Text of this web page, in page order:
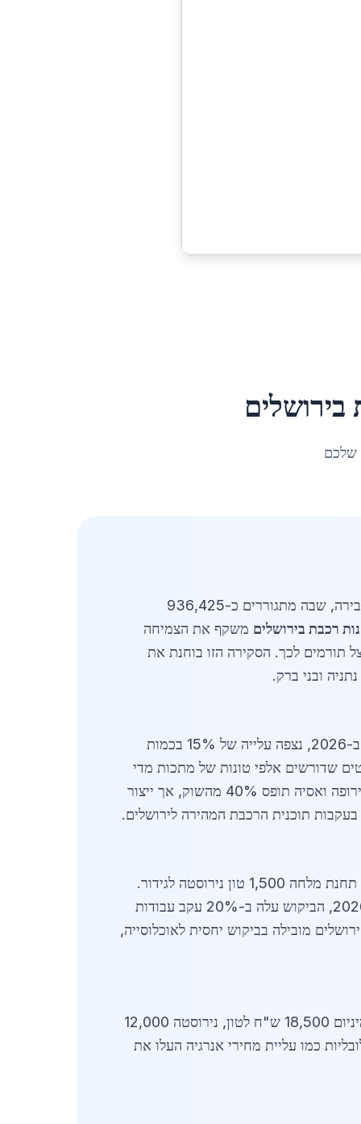
בירושלים
שלכם
מעודכן לאפריל 2026: מתכת לתחנות רכבת בירושלים מהווה מרכיב מרכזי בפיתוח תשתיות התחבורה בעיר הבירה, שבה מתגוררים כ-936,425
רכבת בירושלים משקף את הצמיחה
תורמים לכך. הסקירה הזו בוחנת את
ובני ברק.
צומח במהירות בשל השקעות ממשלתיות של מיליארדי שקלים בתשתיות. ב-2026, נצפה עלייה של 15% בכמות
שדורשים אלפי טונות של מתכות מדי
שנה. הפלדה המבנית, לדוגמה, מהווה 60% מהשימוש, בעוד אלומיניום משמש למבנים קלים. יבוא ממדינות אירופה ואסיה תופס 40% מהשוק, אך ייצור
מונע מפרויקטים ספציפיים: תחנת הר הרצל דורשת 2,000 טון פלדה, תחנת מלחה 1,500 טון נירוסטה לגידור.
סוגי מתכות פופולריים כוללים פרופילי HEA/HEB לפיגומים, צינורות גלקבניים למעקות ופלטות רצפה. בעונת 2026, הביקוש עלה ב-20% עקב עבודות
מובילה בביקוש יחסית לאוכלוסייה,
יציבים אך גבוהים: פלדה מבנית 4,200 ש"ח לטון, אלומיניום 18,500 ש"ח לטון, נירוסטה 12,000
מרוחקות. השפעות גלובליות כמו עליית מחירי אנרגיה העלו את